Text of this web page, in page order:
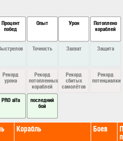
Процент
побед
Опыт Урон
Потоплено
кораблей
Точность Захват Защита
Рекорд
урона
Рекорд
потопленных
кораблей
Рекорд
сбитых
самолётов
Рекорд
потенциалки
PRO alfa
последний
бой
Корабль Боев